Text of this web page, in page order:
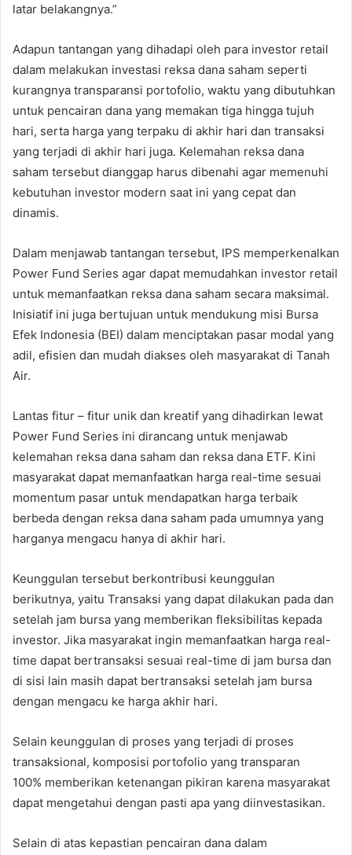
latar belakangnya.”
Adapun tantangan yang dihadapi oleh para investor retail
dalam melakukan investasi reksa dana saham seperti
kurangnya transparansi portofolio, waktu yang dibutuhkan
untuk pencairan dana yang memakan tiga hingga tujuh
hari, serta harga yang terpaku di akhir hari dan transaksi
yang terjadi di akhir hari juga. Kelemahan reksa dana
saham tersebut dianggap harus dibenahi agar memenuhi
kebutuhan investor modern saat ini yang cepat dan
dinamis.
Dalam menjawab tantangan tersebut, IPS memperkenalkan
Power Fund Series agar dapat memudahkan investor retail
untuk memanfaatkan reksa dana saham secara maksimal.
Inisiatif ini juga bertujuan untuk mendukung misi Bursa
Efek Indonesia (BEI) dalam menciptakan pasar modal yang
adil, efisien dan mudah diakses oleh masyarakat di Tanah
Air.
Lantas fitur – fitur unik dan kreatif yang dihadirkan lewat
Power Fund Series ini dirancang untuk menjawab
kelemahan reksa dana saham dan reksa dana ETF. Kini
masyarakat dapat memanfaatkan harga real-time sesuai
momentum pasar untuk mendapatkan harga terbaik
berbeda dengan reksa dana saham pada umumnya yang
harganya mengacu hanya di akhir hari.
Keunggulan tersebut berkontribusi keunggulan
berikutnya, yaitu Transaksi yang dapat dilakukan pada dan
setelah jam bursa yang memberikan fleksibilitas kepada
investor. Jika masyarakat ingin memanfaatkan harga real-
time dapat bertransaksi sesuai real-time di jam bursa dan
di sisi lain masih dapat bertransaksi setelah jam bursa
dengan mengacu ke harga akhir hari.
Selain keunggulan di proses yang terjadi di proses
transaksional, komposisi portofolio yang transparan
100% memberikan ketenangan pikiran karena masyarakat
dapat mengetahui dengan pasti apa yang diinvestasikan.
Selain di atas kepastian pencairan dana dalam